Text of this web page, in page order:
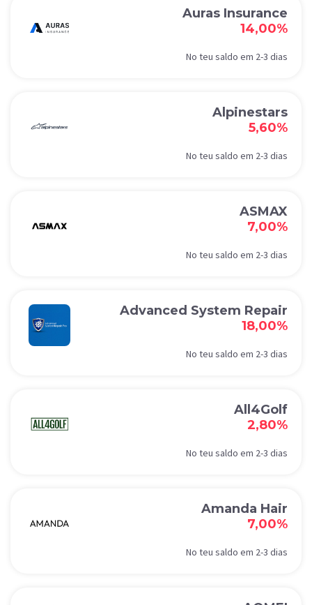
Auras Insurance
14,00%
No teu saldo em 2-3 dias
Alpinestars
5,60%
No teu saldo em 2-3 dias
ASMAX
7,00%
No teu saldo em 2-3 dias
Advanced System Repair
18,00%
No teu saldo em 2-3 dias
All4Golf
2,80%
No teu saldo em 2-3 dias
Amanda Hair
7,00%
No teu saldo em 2-3 dias